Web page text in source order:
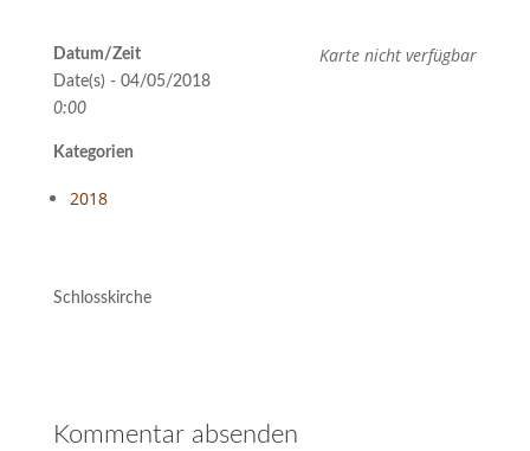
Karte nicht verfügbar
Datum/Zeit
Date(s) - 04/05/2018
0:00
Kategorien
2018
Schlosskirche
Kommentar absenden